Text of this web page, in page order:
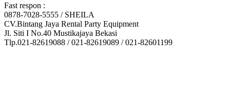
Fast respon :
0878-7028-5555 / SHEILA
CV.Bintang Jaya Rental Party Equipment
Jl. Siti I No.40 Mustikajaya Bekasi
Tlp.021-82619088 / 021-82619089 / 021-82601199